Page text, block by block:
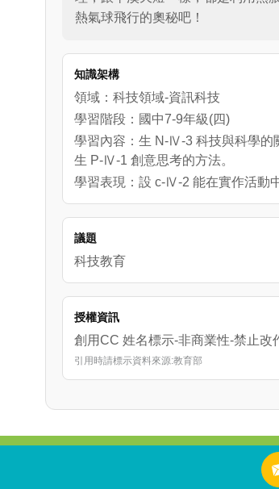
熱氣球飛行的奧秘吧！
知識架構
領域：科技領域-資訊科技
學習階段：國中7-9年級(四)
學習內容：生 N-Ⅳ-3 科技與科學的
生 P-Ⅳ-1 創意思考的方法。
學習表現：設 c-Ⅳ-2 能在實作活動
議題
科技教育
授權資訊
創用CC 姓名標示-非商業性-禁止改
引用時請標示資料來源:教育部